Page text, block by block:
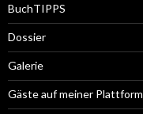
BuchTIPPS
Dossier
Galerie
Gäste auf meiner Plattform